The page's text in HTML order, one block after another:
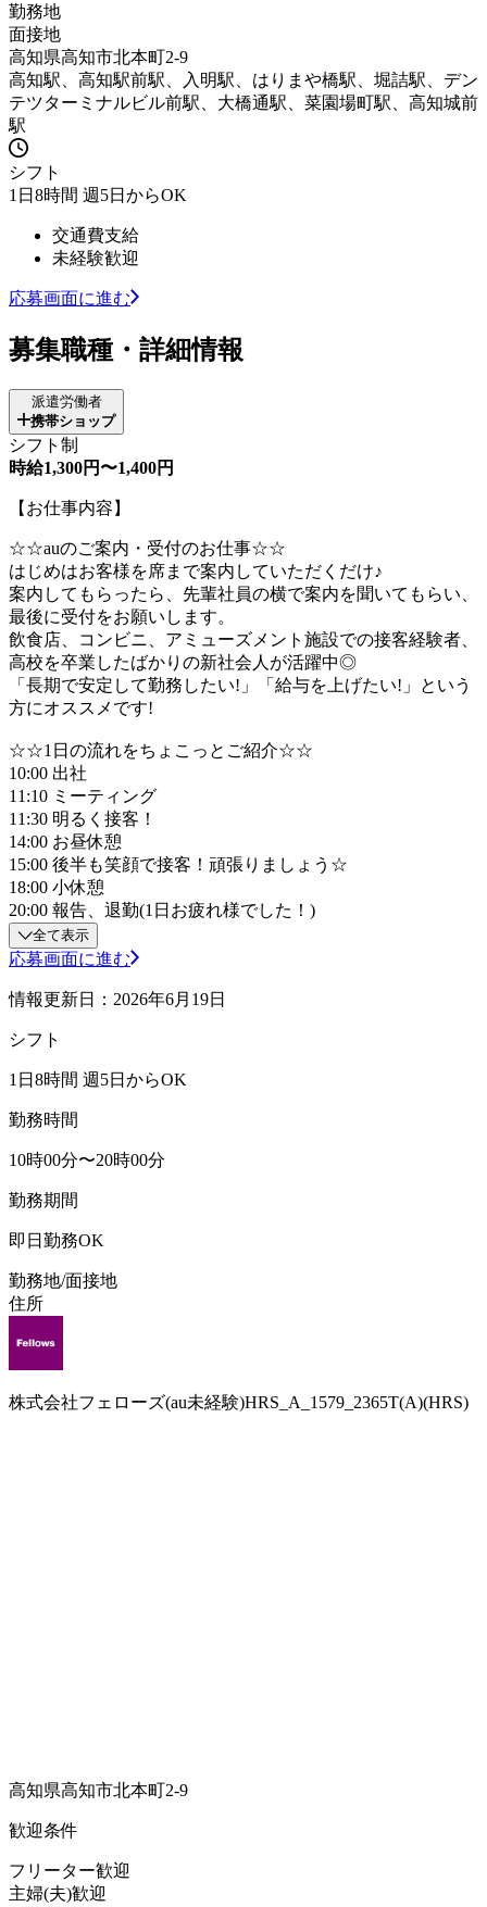
勤務地
面接地
高知県高知市北本町2-9
高知駅、高知駅前駅、入明駅、はりまや橋駅、堀詰駅、デン
テツターミナルビル前駅、大橋通駅、菜園場町駅、高知城前
駅
シフト
1日8時間 週5日からOK
交通費支給
未経験歓迎
応募画面に進む
募集職種・詳細情報
派遣労働者
携帯ショップ
シフト制
時給1,300円〜1,400円
【お仕事内容】
☆☆auのご案内・受付のお仕事☆☆
はじめはお客様を席まで案内していただくだけ♪
案内してもらったら、先輩社員の横で案内を聞いてもらい、
最後に受付をお願いします。
飲食店、コンビニ、アミューズメント施設での接客経験者、
高校を卒業したばかりの新社会人が活躍中◎
「長期で安定して勤務したい!」「給与を上げたい!」という
方にオススメです!
☆☆1日の流れをちょこっとご紹介☆☆
10:00 出社
11:10 ミーティング
11:30 明るく接客！
14:00 お昼休憩
15:00 後半も笑顔で接客！頑張りましょう☆
18:00 小休憩
20:00 報告、退勤(1日お疲れ様でした！)
全て表示
応募画面に進む
情報更新日：2026年6月19日
シフト
1日8時間 週5日からOK
勤務時間
10時00分〜20時00分
勤務期間
即日勤務OK
勤務地/面接地
住所
株式会社フェローズ(au未経験)HRS_A_1579_2365T(A)(HRS)
高知県高知市北本町2-9
歓迎条件
フリーター歓迎
主婦(夫)歓迎